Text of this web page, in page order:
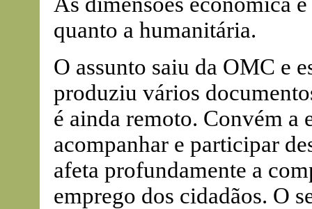
quanto a humanitária.
O assunto saiu da OMC e
produziu vários
é ainda remoto. Convém a
acompanhar e participar
afeta profundamente a
emprego dos cidadãos. O